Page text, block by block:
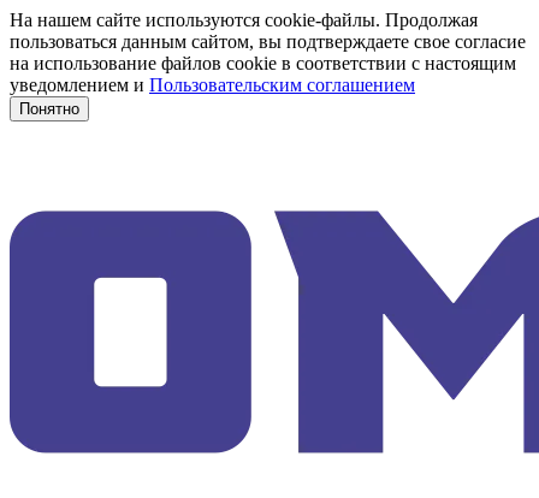
На нашем сайте используются cookie-файлы. Продолжая
пользоваться данным сайтом, вы подтверждаете свое согласие
на использование файлов cookie в соответствии с настоящим
уведомлением и Пользовательским соглашением
Понятно